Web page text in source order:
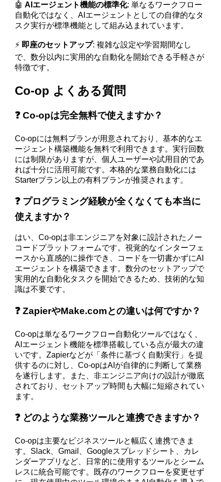
🤖AIエージェント機能の標準化: 単なるワークフロー
自動化ではなく、AIエージェントとしての自律的なタ
スク実行が標準機能として組み込まれています。
⚡ 即座のセットアップ: 複雑な設定や学習期間なし
で、数分以内に実用的な自動化を開始できる手軽さが
特徴です。
Co-op よくある質問
❓ Co-opは完全無料で使えますか？
Co-opには無料プランが用意されており、基本的なエ
ージェント構築機能を無料で利用できます。実行回数
には制限がありますが、個人ユーザーや試用目的であ
れば十分に活用可能です。本格的な業務自動化には
Starterプラン以上の有料プランが推奨されます。
❓ プログラミング経験が全くなくても本当に
使えますか？
はい、Co-opは非エンジニアを対象に設計されたノー
コードプラットフォームです。視覚的なインターフェ
ースから直感的に操作でき、コードを一切書かずにAI
エージェントを構築できます。数分のセットアップで
実用的な自動化タスクを開始できるため、技術的な知
識は不要です。
❓ ZapierやMake.comとの違いは何ですか？
Co-opは単なるワークフロー自動化ツールではなく、
AIエージェント機能を標準搭載している点が最大の違
いです。Zapierなどが「条件に基づく自動実行」を提
供するのに対し、Co-opはAIが自律的に判断して業務
を遂行します。また、非エンジニア向けの設計が徹底
されており、セットアップ時間も大幅に短縮されてい
ます。
❓ どのような業務ツールと連携できますか？
Co-opは主要なビジネスツールと幅広く連携できま
す。Slack、Gmail、Googleスプレッドシート、カレ
ンダーアプリなど、日常的に使用するツールとシーム
レスに統合可能です。既存のワークフローを変更せず